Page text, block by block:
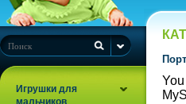
Игрушки для
мальчиков